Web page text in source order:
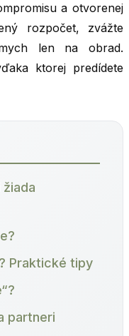
a otvorenej
rozpočet, zvážte
len na obrad.
ktorej predídete
Praktické tipy
partneri